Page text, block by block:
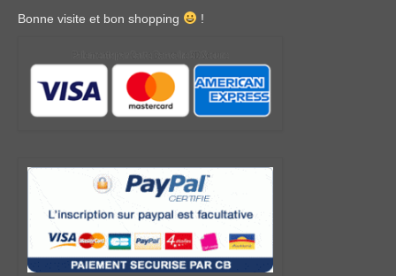
Bonne visite et bon shopping !